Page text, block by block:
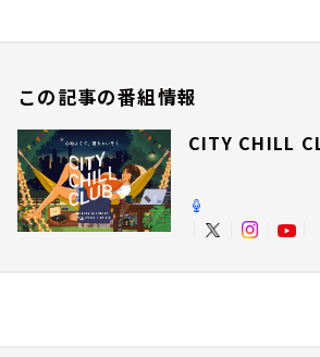
この記事の番組情報
CITY CHILL